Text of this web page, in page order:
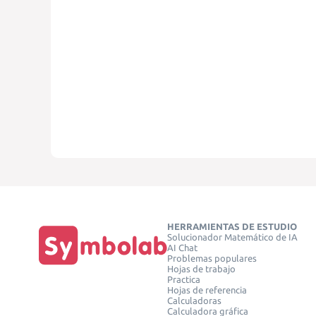
HERRAMIENTAS DE ESTUDIO
Solucionador Matemático de IA
AI Chat
Problemas populares
Hojas de trabajo
Practica
Hojas de referencia
Calculadoras
Calculadora gráfica